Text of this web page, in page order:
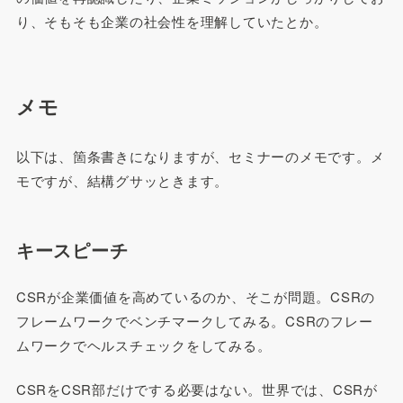
り、そもそも企業の社会性を理解していたとか。
メモ
以下は、箇条書きになりますが、セミナーのメモです。メ
モですが、結構グサッときます。
キースピーチ
CSRが企業価値を高めているのか、そこが問題。CSRの
フレームワークでベンチマークしてみる。CSRのフレー
ムワークでヘルスチェックをしてみる。
CSRをCSR部だけでする必要はない。世界では、CSRが